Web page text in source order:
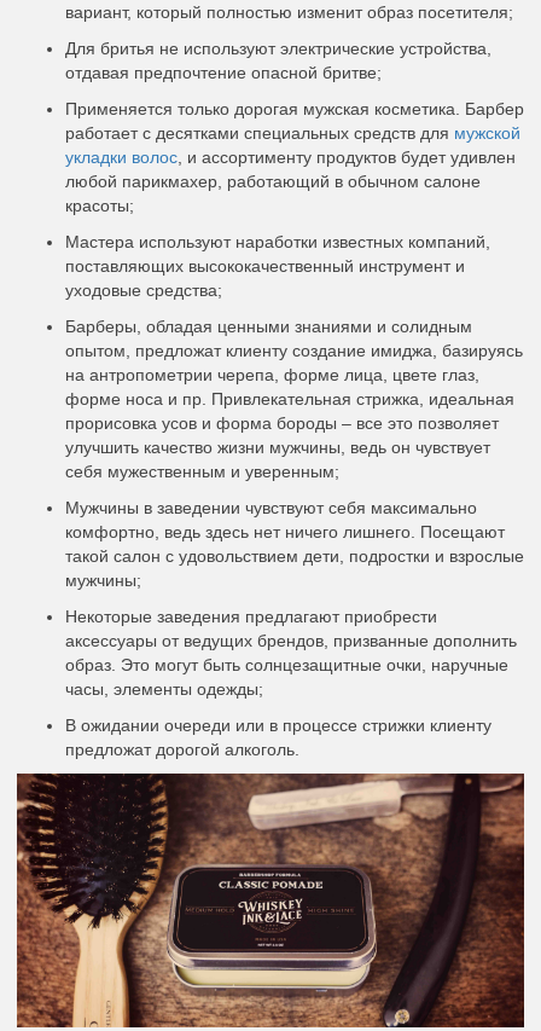
вариант, который полностью изменит образ посетителя;
Для бритья не используют электрические устройства,
отдавая предпочтение опасной бритве;
Применяется только дорогая мужская косметика. Барбер
работает с десятками специальных средств для мужской
укладки волос, и ассортименту продуктов будет удивлен
любой парикмахер, работающий в обычном салоне
красоты;
Мастера используют наработки известных компаний,
поставляющих высококачественный инструмент и
уходовые средства;
Барберы, обладая ценными знаниями и солидным
опытом, предложат клиенту создание имиджа, базируясь
на антропометрии черепа, форме лица, цвете глаз,
форме носа и пр. Привлекательная стрижка, идеальная
прорисовка усов и форма бороды – все это позволяет
улучшить качество жизни мужчины, ведь он чувствует
себя мужественным и уверенным;
Мужчины в заведении чувствуют себя максимально
комфортно, ведь здесь нет ничего лишнего. Посещают
такой салон с удовольствием дети, подростки и взрослые
мужчины;
Некоторые заведения предлагают приобрести
аксессуары от ведущих брендов, призванные дополнить
образ. Это могут быть солнцезащитные очки, наручные
часы, элементы одежды;
В ожидании очереди или в процессе стрижки клиенту
предложат дорогой алкоголь.